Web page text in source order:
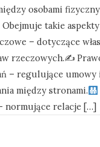
osobami
takie aspekty
– dotyczące
rzeczowych.✍
– regulujące umowy
między stronami.
normujące relacje […]